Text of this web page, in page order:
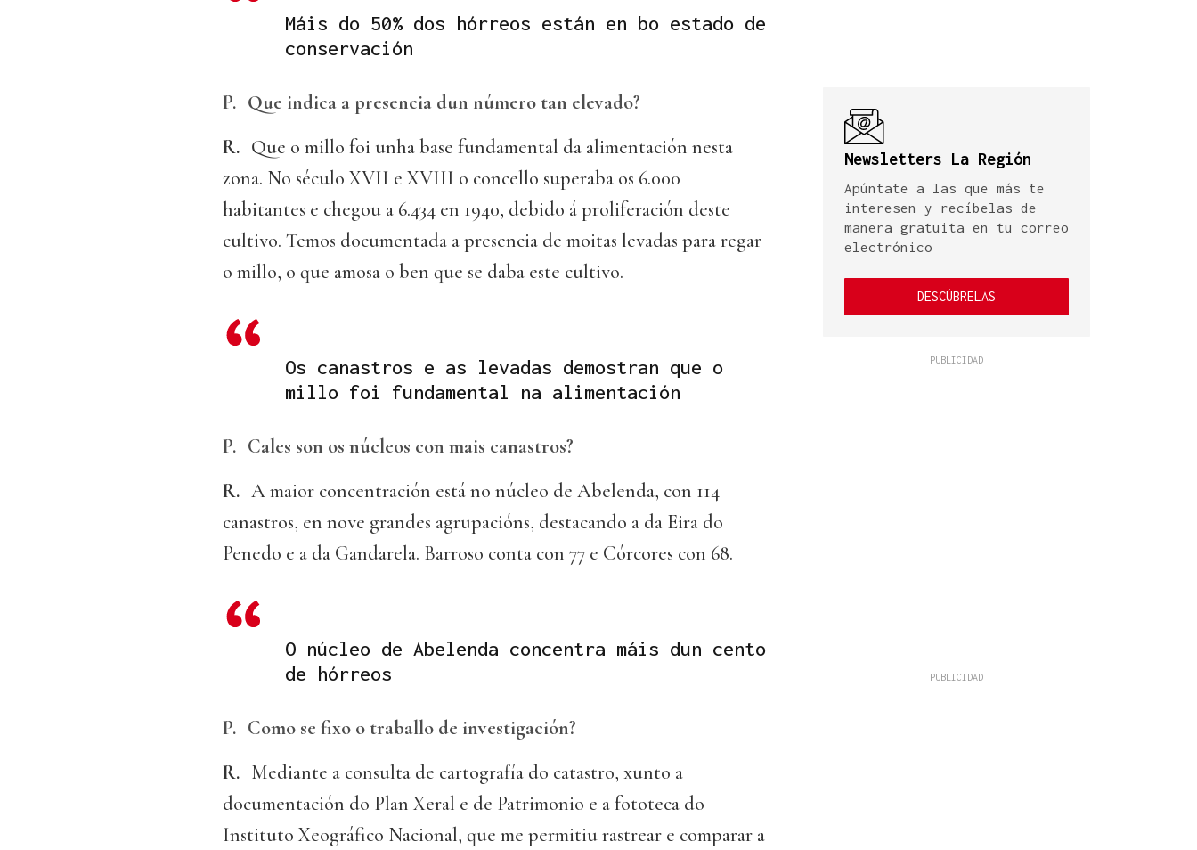
Máis do 50% dos hórreos están en bo estado de
conservación
P. Que indica a presencia dun número tan elevado?
R. Que o millo foi unha base fundamental da alimentación nesta
zona. No século XVII e XVIII o concello superaba os 6.000
habitantes e chegou a 6.434 en 1940, debido á proliferación deste
cultivo. Temos documentada a presencia de moitas levadas para regar
o millo, o que amosa o ben que se daba este cultivo.
Os canastros e as levadas demostran que o
millo foi fundamental na alimentación
P. Cales son os núcleos con mais canastros?
R. A maior concentración está no núcleo de Abelenda, con 114
canastros, en nove grandes agrupacións, destacando a da Eira do
Penedo e a da Gandarela. Barroso conta con 77 e Córcores con 68.
O núcleo de Abelenda concentra máis dun cento
de hórreos
P. Como se fixo o traballo de investigación?
R. Mediante a consulta de cartografía do catastro, xunto a
documentación do Plan Xeral e de Patrimonio e a fototeca do
Instituto Xeográfico Nacional, que me permitiu rastrear e comparar a
Newsletters La Región
Apúntate a las que más te
interesen y recíbelas de
manera gratuita en tu correo
electrónico
DESCÚBRELAS